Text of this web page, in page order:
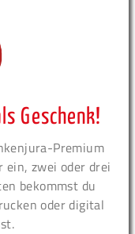
Geschenk!
Premium
zwei oder drei
bekommst du
oder digital